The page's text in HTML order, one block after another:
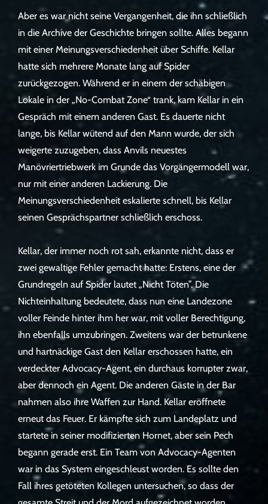
Aber es war nicht seine Vergangenheit, die ihn schließlich
in die Archive der Geschichte bringen sollte. Alles begann
mit einer Meinungsverschiedenheit über Schiffe. Kellar
hatte sich mehrere Monate lang auf Spider
zurückgezogen. Während er in einem der schäbigen
Lokale in der „No-Combat Zone“ trank, kam Kellar in ein
Gespräch mit einem anderen Gast. Es dauerte nicht
lange, bis Kellar wütend auf den Mann wurde, der sich
weigerte zuzugeben, dass Anvils neuestes
Manövriertriebwerk im Grunde das Vorgängermodell war,
nur mit einer anderen Lackierung. Die
Meinungsverschiedenheit eskalierte schnell, bis Kellar
seinen Gesprächspartner schließlich erschoss.
Kellar, der immer noch rot sah, erkannte nicht, dass er
zwei gewaltige Fehler gemacht hatte: Erstens, eine der
Grundregeln auf Spider lautet „Nicht Töten”. Die
Nichteinhaltung bedeutete, dass nun eine Landezone
voller Feinde hinter ihm her war, mit voller Berechtigung,
ihn ebenfalls umzubringen. Zweitens war der betrunkene
und hartnäckige Gast den Kellar erschossen hatte, ein
verdeckter Advocacy-Agent, ein durchaus korrupter zwar,
aber dennoch ein Agent. Die anderen Gäste in der Bar
nahmen also ihre Waffen zur Hand. Kellar eröffnete
erneut das Feuer. Er kämpfte sich zum Landeplatz und
startete in seiner modifizierten Hornet, aber sein Pech
begann gerade erst. Ein Team von Advocacy-Agenten
war in das System eingeschleust worden. Es sollte den
Fall ihres getöteten Kollegen untersuchen, so dass der